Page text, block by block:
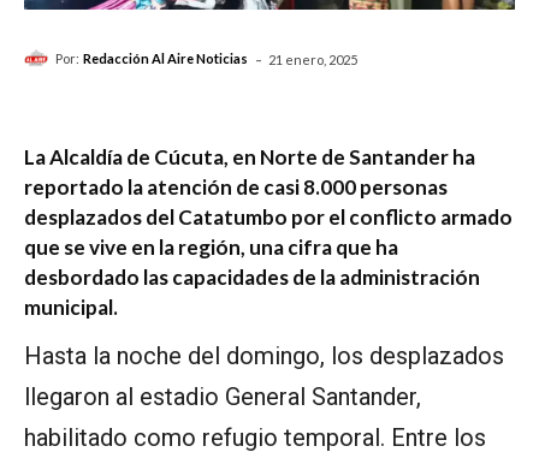
Por: Redacción Al Aire Noticias - 21 enero, 2025
La Alcaldía de Cúcuta, en Norte de Santander ha
reportado la atención de casi 8.000 personas
desplazados del Catatumbo por el conflicto armado
que se vive en la región, una cifra que ha
desbordado las capacidades de la administración
municipal.
Hasta la noche del domingo, los desplazados
llegaron al estadio General Santander,
habilitado como refugio temporal. Entre los